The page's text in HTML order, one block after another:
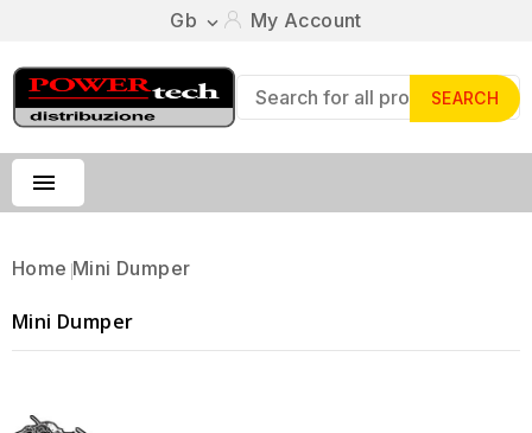
Gb  My Account
SEARCH

Home Mini Dumper
Mini Dumper